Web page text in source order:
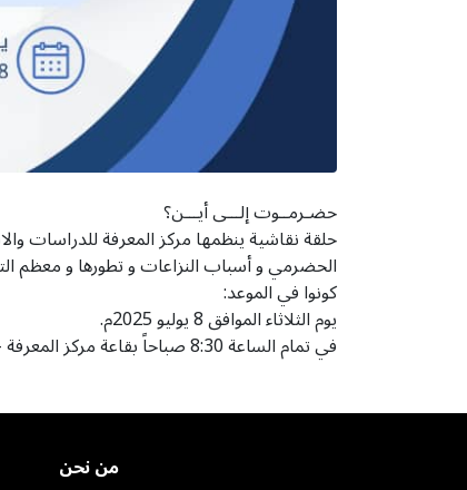
حضـرمــوت إلـــى أيـــن؟
حلقة نقاشية ينظمها مركز المعرفة للدراسات
الحضرمي و أسباب النزاعات و تطورها و معظم
كونوا في الموعد:
يوم الثلاثاء الموافق 8 يوليو 2025م.
في تمام الساعة 8:30 صباحاً بقاعة مركز المعرفة - حضرموت - المكلا باجعمان - جوار مسجد النجم.
من نحن